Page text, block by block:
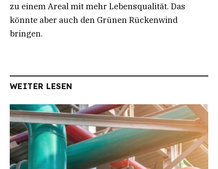
zu einem Areal mit mehr Lebensqualität. Das
könnte aber auch den Grünen Rückenwind
bringen.
WEITER LESEN